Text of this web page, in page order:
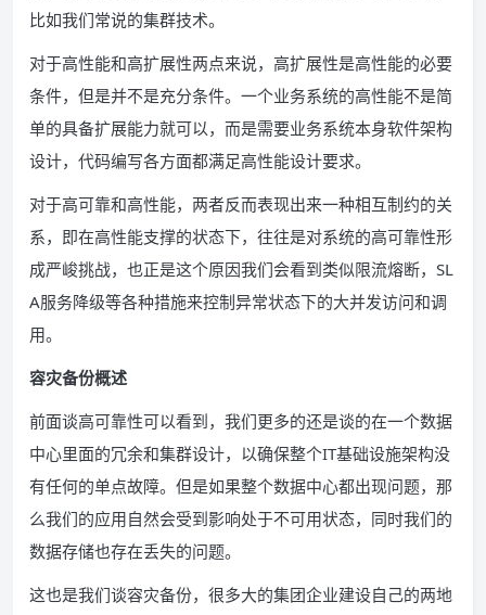
比如我们常说的集群技术。
对于高性能和高扩展性两点来说，高扩展性是高性能的必要
条件，但是并不是充分条件。一个业务系统的高性能不是简
单的具备扩展能力就可以，而是需要业务系统本身软件架构
设计，代码编写各方面都满足高性能设计要求。
对于高可靠和高性能，两者反而表现出来一种相互制约的关
系，即在高性能支撑的状态下，往往是对系统的高可靠性形
成严峻挑战，也正是这个原因我们会看到类似限流熔断，SL
A服务降级等各种措施来控制异常状态下的大并发访问和调
用。
容灾备份概述
前面谈高可靠性可以看到，我们更多的还是谈的在一个数据
中心里面的冗余和集群设计，以确保整个IT基础设施架构没
有任何的单点故障。但是如果整个数据中心都出现问题，那
么我们的应用自然会受到影响处于不可用状态，同时我们的
数据存储也存在丢失的问题。
这也是我们谈容灾备份，很多大的集团企业建设自己的两地